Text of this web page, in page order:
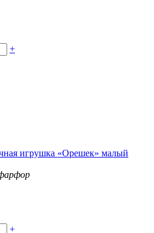
+
игрушка «Орешек» малый
+